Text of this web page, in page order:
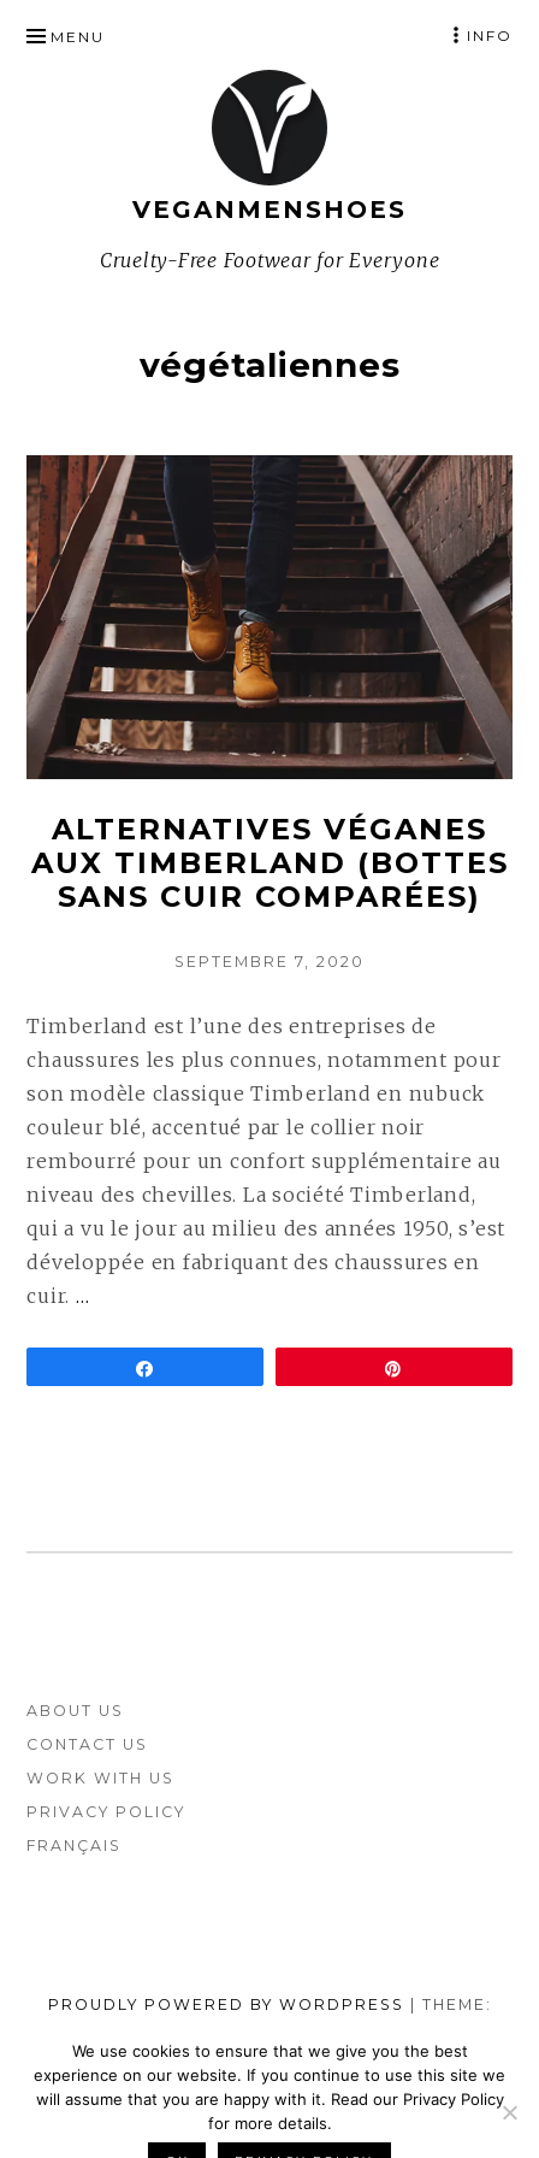
TO
VEGANMENSHOES
Cruelty-Free Footwear for Everyone
MENU INFO
végétaliennes
ALTERNATIVES VÉGANES
AUX TIMBERLAND (BOTTES
SANS CUIR COMPARÉES)
POSTED
SEPTEMBRE 7, 2020
Timberland est l’une des entreprises de
chaussures les plus connues, notamment pour
son modèle classique Timberland en nubuck
couleur blé, accentué par le collier noir
rembourré pour un confort supplémentaire au
niveau des chevilles. La société Timberland,
qui a vu le jour au milieu des années 1950, s’est
développée en fabriquant des chaussures en
cuir. …
ALTERNATIVES
FOOTER
SIDEBAR
ABOUT US
CONTACT US
WORK WITH US
PRIVACY POLICY
FRANÇAIS
PROUDLY POWERED BY WORDPRESS
THEME:
SOCIAL
MENU
TOP
SHOES
TOP
VEGAN
NIKE
TOP
VEGAN
WALLETS
TOP
VEGAN
SATEFY
TOP
VEGAN
DRESS
TOP
SHOES
TOP
We use cookies to ensure that we give you the best
experience on our website. If you continue to use this site we
will assume that you are happy with it. Read our Privacy Policy
for more details.